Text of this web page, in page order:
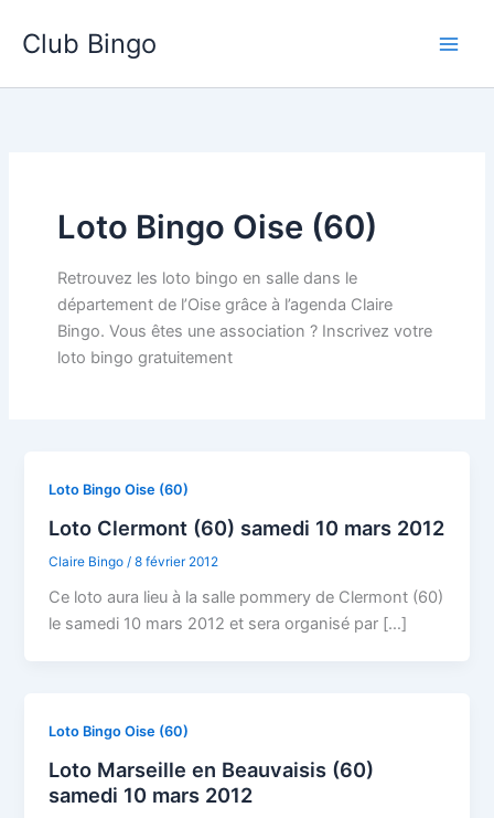
Club Bingo
Loto Bingo Oise (60)
Retrouvez les loto bingo en salle dans le
département de l’Oise grâce à l’agenda Claire
Bingo. Vous êtes une association ? Inscrivez votre
loto bingo gratuitement
Loto Bingo Oise (60)
Loto Clermont (60) samedi 10 mars 2012
Claire Bingo /8 février 2012
Ce loto aura lieu à la salle pommery de Clermont (60)
le samedi 10 mars 2012 et sera organisé par […]
Loto Bingo Oise (60)
Loto Marseille en Beauvaisis (60)
samedi 10 mars 2012